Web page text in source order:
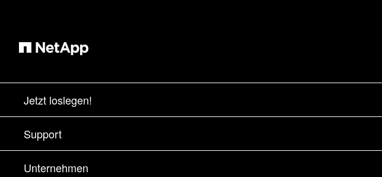
Jetzt loslegen!
Bezugsquellen
Vertrieb kontaktieren
Partner finden
Support
Support
Unternehmen